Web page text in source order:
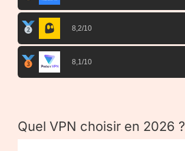
8,2/10
8,1/10
Quel VPN choisir en 2026 ?